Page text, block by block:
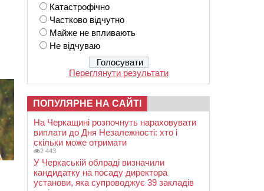
Катастрофічно
Частково відчутно
Майже не впливають
Не відчуваю
Переглянути результати
ПОПУЛЯРНЕ НА САЙТІ
На Черкащині розпочнуть нараховувати
виплати до Дня Незалежності: хто і
скільки може отримати
2 443
У Черкаській облраді визначили
кандидатку на посаду директора
установи, яка супроводжує 39 закладів